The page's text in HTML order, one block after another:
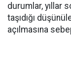
durumlar, yıllar
taşıdığı
açılmasına